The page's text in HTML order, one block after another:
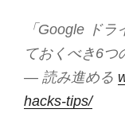
「Google ド
ておくべき6つ
— 読み進める
hacks-tips/